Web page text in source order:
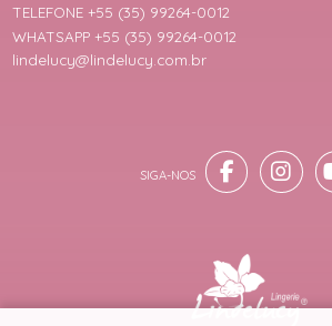
TELEFONE +55 (35) 99264-0012
WHATSAPP +55 (35) 99264-0012
lindelucy@lindelucy.com.br